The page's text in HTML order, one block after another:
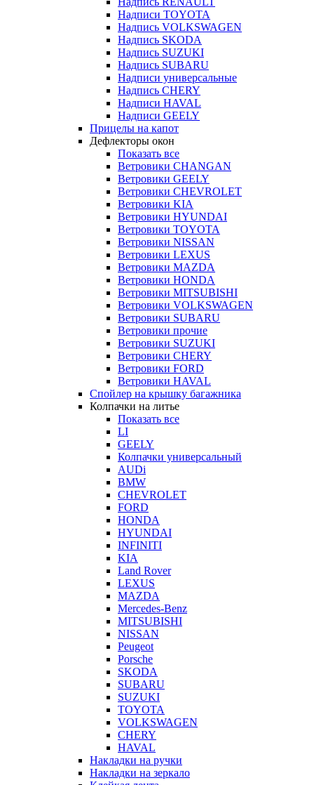
Надписи TOYOTA
Надпись VOLKSWAGEN
Надпись SKODA
Надпись SUZUKI
Надпись SUBARU
Надписи универсальные
Надпись CHERY
Надписи HAVAL
Надписи GEELY
Прицелы на капот
Дефлекторы окон
Показать все
Ветровики CHANGAN
Ветровики GEELY
Ветровики CHEVROLET
Ветровики KIA
Ветровики HYUNDAI
Ветровики TOYOTA
Ветровики NISSAN
Ветровики LEXUS
Ветровики MAZDA
Ветровики HONDA
Ветровики MITSUBISHI
Ветровики VOLKSWAGEN
Ветровики SUBARU
Ветровики прочие
Ветровики SUZUKI
Ветровики CHERY
Ветровики FORD
Ветровики HAVAL
Спойлер на крышку багажника
Колпачки на литье
Показать все
LI
GEELY
Колпачки универсальный
AUDi
BMW
CHEVROLET
FORD
HONDA
HYUNDAI
INFINITI
KIA
Land Rover
LEXUS
MAZDA
Mercedes-Benz
MITSUBISHI
NISSAN
Peugeot
Porsche
SKODA
SUBARU
SUZUKI
TOYOTA
VOLKSWAGEN
CHERY
HAVAL
Накладки на ручки
Накладки на зеркало